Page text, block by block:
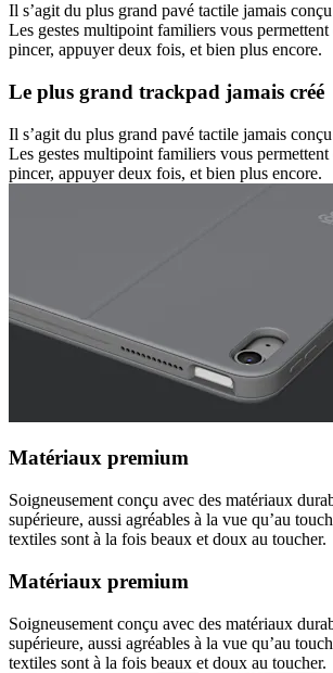
Il s’agit du plus grand pavé tactile jamais
Les gestes multipoint familiers vous permettent
pincer, appuyer deux fois, et bien plus encore.
Le plus grand trackpad jamais créé
Il s’agit du plus grand pavé tactile jamais
Les gestes multipoint familiers vous permettent
pincer, appuyer deux fois, et bien plus encore.
Matériaux premium
Soigneusement conçu avec des matériaux
supérieure, aussi agréables à la vue qu’au
textiles sont à la fois beaux et doux au toucher.
Matériaux premium
Soigneusement conçu avec des matériaux
supérieure, aussi agréables à la vue qu’au
textiles sont à la fois beaux et doux au toucher.